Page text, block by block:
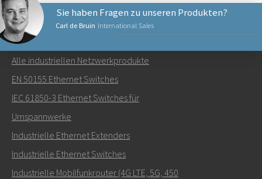
Carl de Bruin International Sales
Sie haben Fragen zu unseren Produkten?
Senden Sie eine E-Mail an Carl
Wie kann Carl Sie kontaktieren?
NETZWERKPRODUKTE
Alle industriellen Netzwerkprodukte
EN 50155 Ethernet Switches
IEC 61850-3 Ethernet Switches für
Umspannwerke
Industrielle Ethernet Extenders
Industrielle Ethernet Switches
Industrielle Mobilfunkrouter (4G LTE, 5G, 450